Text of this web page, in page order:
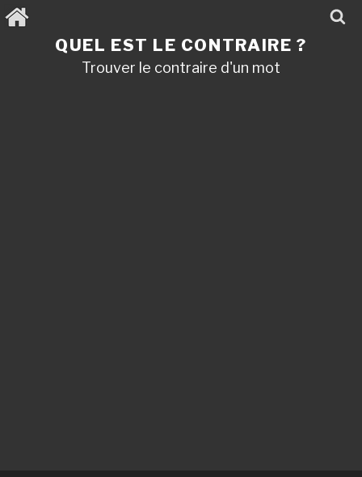
Aller
au
QUEL EST LE CONTRAIRE ?
Trouver le contraire d'un mot